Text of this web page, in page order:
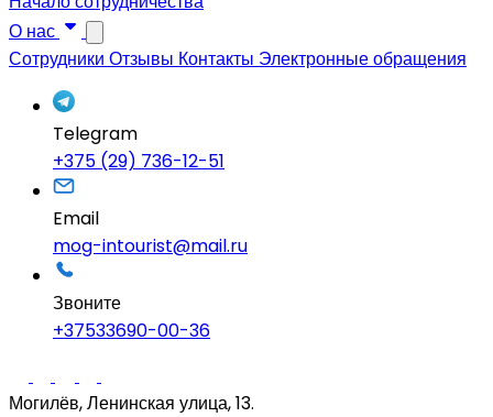
О нас
Сотрудники Отзывы Контакты Электронные обращения
Telegram
+375 (29) 736-12-51
Email
mog-intourist@mail.ru
Звоните
+37533690-00-36
Могилёв, Ленинская улица, 13.